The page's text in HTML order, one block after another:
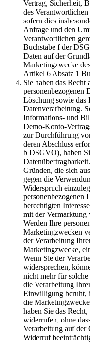
Vertrag, Sicherheit,
des
sofern dies
Anfrage und den
Verantwortlichen
Buchstabe f der
Daten auf der
Marketingzwecke
Artikel 6 Absatz 1
Sie haben das
personenbezogenen
Löschung sowie das
Datenverarbeitung.
Informations- und
Demo-Konto-
zur Durchführung
deren Abschluss
b DSGVO), haben
Gründen, die sich
gegen die
Widerspruch
personenbezogenen
berechtigten
mit der Vermarktung
Werden Ihre
Marketingzwecken
der Verarbeitung
Marketingzwecke,
Wenn Sie der
widersprechen,
nicht mehr für
die Verarbeitung
Einwilligung beruht,
die
haben Sie das
widerrufen, ohne
Verarbeitung auf
Widerruf